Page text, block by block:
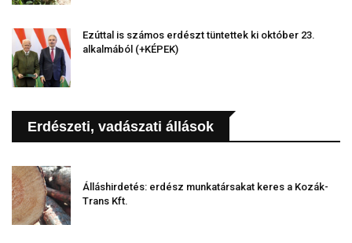
Ezúttal is számos erdészt tüntettek ki október 23.
alkalmából (+KÉPEK)
Erdészeti, vadászati állások
Álláshirdetés: erdész munkatársakat keres a Kozák-
Trans Kft.